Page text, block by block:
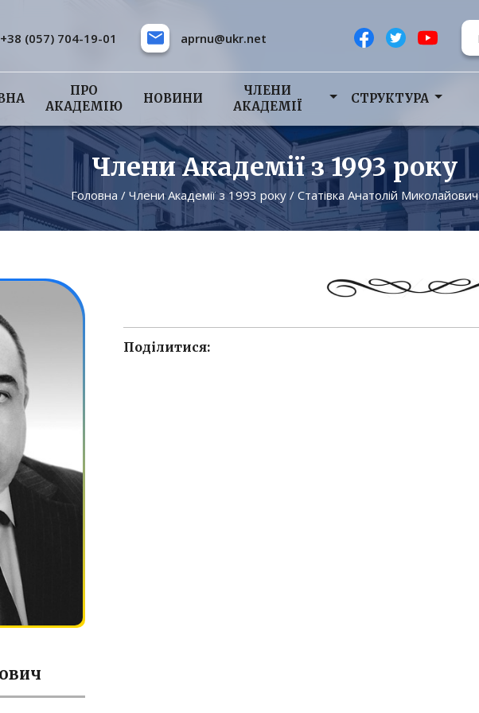
+38 (057) 704-19-01 aprnu@ukr.net
ПРО
АКАДЕМІЮ
НОВИНИ
ЧЛЕНИ
АКАДЕМІЇ
СТРУКТУРА
Члени Академії з 1993 року
Головна / Члени Академії з 1993 року / Статівка Анатолій Миколайович
Поділитися: